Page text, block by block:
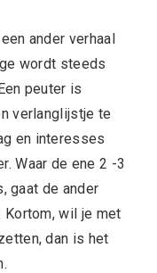
ander verhaal
wordt steeds
peuter is
verlanglijstje te
en interesses
Waar de ene 2 -3
gaat de ander
Kortom, wil je met
dan is het